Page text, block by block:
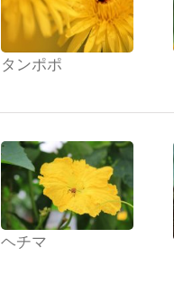
タンポポ
ヘチマ